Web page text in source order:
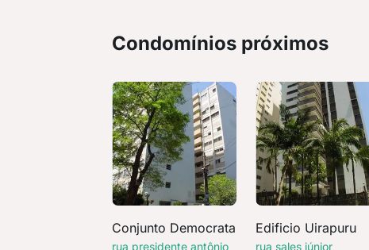
Condomínios próximos
Conjunto Democrata
rua presidente antônio
Edificio Uirapuru
rua sales júnior